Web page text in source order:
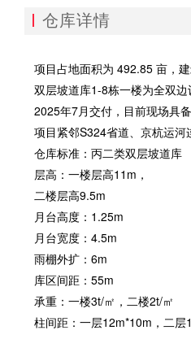
仓库详情
项目占地面积为 492.85 亩，
双层坡道库1-8栋一楼为全双
2025年7月交付，目前现场具
项目紧邻S324省道、京杭运
仓库标准：丙二类双层坡道库
层高：一楼层高11m，
二楼层高9.5m
月台高度：1.25m
月台宽度：4.5m
雨棚外扩：6m
库区间距：55m
承重：一楼3t/㎡，二楼2t/㎡
柱间距：一层12m*10m，二层